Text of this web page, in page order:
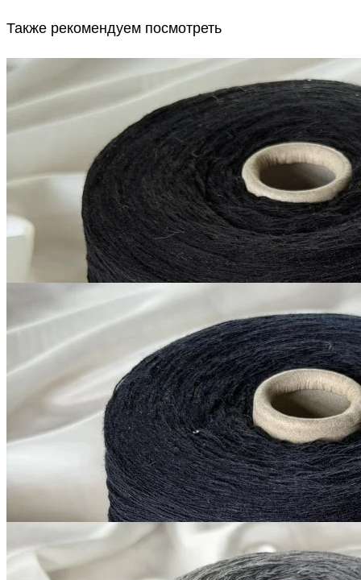
Также рекомендуем посмотреть
В наличии 11280
Silver Plus
кашемир 10%, меринос 70%, шёлк 20%
+ пайетки
380 м/100 г черный матовый
1 200₽
за 100 г
Купить
В наличии 11280
гр
Silver Plus
кашемир 10%, меринос 70%, шёлк 20%
+ пайетки
380 м/100 гтёмно-синий близкий к
черному
1 200₽
за 100 г
Купить
G&G Filati
Silver Plus